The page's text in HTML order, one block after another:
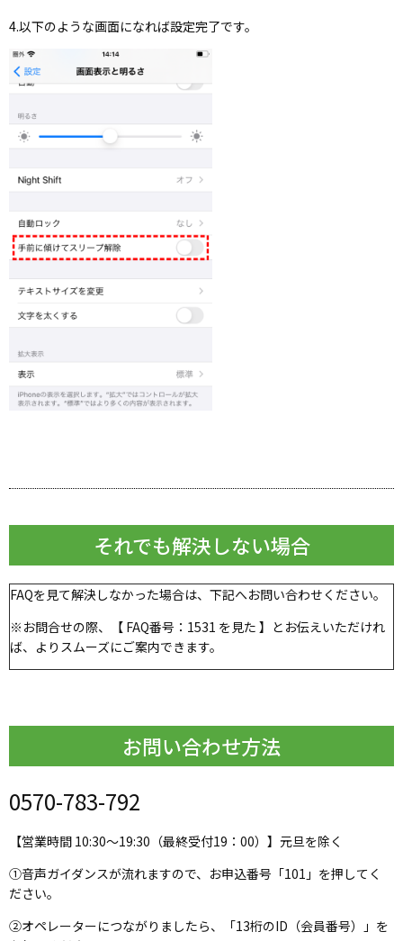
4.以下のような画面になれば設定完了です。
それでも解決しない場合
FAQを見て解決しなかった場合は、下記へお問い合わせください。
※お問合せの際、【 FAQ番号：1531 を見た 】とお伝えいただけれ
ば、よりスムーズにご案内できます。
お問い合わせ方法
0570-783-792
【営業時間 10:30～19:30（最終受付19：00）】元旦を除く
①音声ガイダンスが流れますので、お申込番号「101」を押してく
ださい。
②オペレーターにつながりましたら、「13桁のID（会員番号）」を